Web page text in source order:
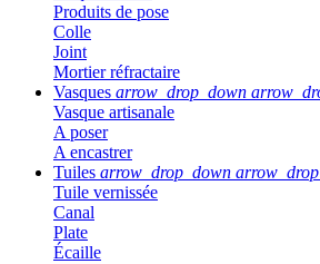
Produits de pose
Colle
Joint
Mortier réfractaire
Vasques arrow_drop_down
Vasque artisanale
A poser
A encastrer
Tuiles arrow_drop_down
Tuile vernissée
Canal
Plate
Écaille